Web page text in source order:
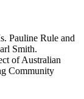
Pauline Rule and
Smith.
of Australian
Community